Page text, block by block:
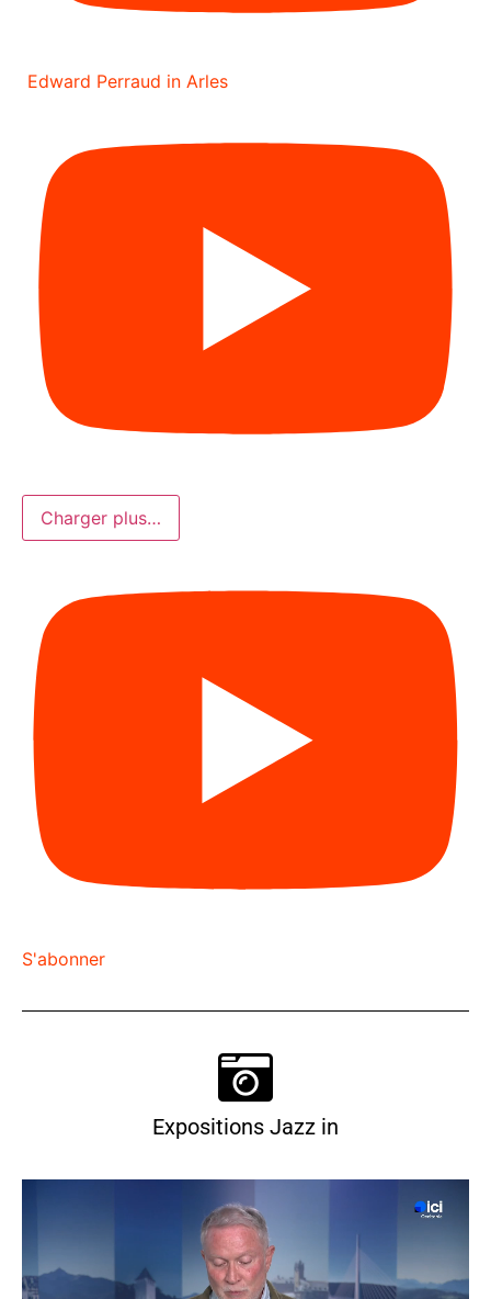
Edward Perraud in Arles
Charger plus…
S'abonner
Expositions Jazz in